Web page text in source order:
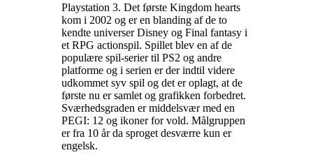
Playstation 3. Det første Kingdom hearts
kom i 2002 og er en blanding af de to
kendte universer Disney og Final fantasy i
et RPG actionspil. Spillet blev en af de
populære spil-serier til PS2 og andre
platforme og i serien er der indtil videre
udkommet syv spil og det er oplagt, at de
første nu er samlet og grafikken forbedret.
Sværhedsgraden er middelsvær med en
PEGI: 12 og ikoner for vold. Målgruppen
er fra 10 år da sproget desværre kun er
engelsk.